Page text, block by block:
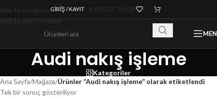
Skip to navigation
Skip to main content
GIRIŞ / KAYIT KARGO TAKİP
Audi nakış işleme
Kategoriler
Ana Sayfa/Mağaza/Ürünler “Audi nakış işleme” olarak etiketlendi
Tek bir sonuç gösteriliyor